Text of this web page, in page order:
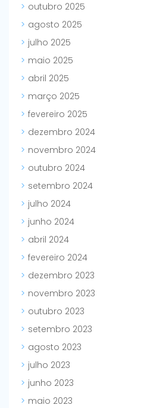
outubro 2025
agosto 2025
julho 2025
maio 2025
abril 2025
março 2025
fevereiro 2025
dezembro 2024
novembro 2024
outubro 2024
setembro 2024
julho 2024
junho 2024
abril 2024
fevereiro 2024
dezembro 2023
novembro 2023
outubro 2023
setembro 2023
agosto 2023
julho 2023
junho 2023
maio 2023